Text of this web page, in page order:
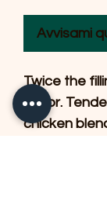
Avvisami
Twice the
flavor.
chicken